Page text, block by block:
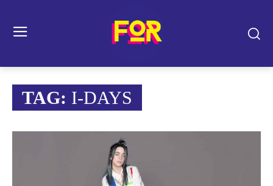
TAG: I-DAYS